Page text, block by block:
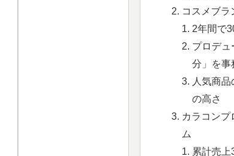
コスメブ
2年間で
プロデュ
分」を事
人気商
の高さ
カラコンプ
ム
累計売